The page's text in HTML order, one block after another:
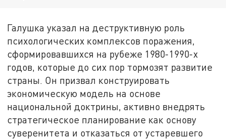
Галушка указал на деструктивную роль
психологических комплексов поражения,
сформировавшихся на рубеже 1980-1990-х
годов, которые до сих пор тормозят развитие
страны. Он призвал конструировать
экономическую модель на основе
национальной доктрины, активно внедрять
стратегическое планирование как основу
суверенитета и отказаться от устаревшего